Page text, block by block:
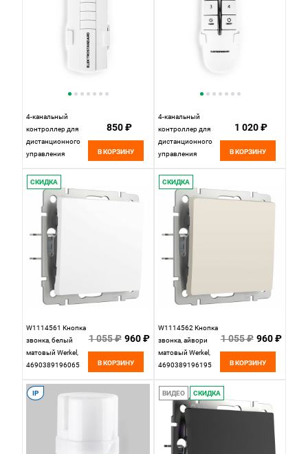
4-канальный
контроллер для
дистанционного
управления
16004/04
Elektrostandard
850 ₽
В КОРЗИНУ
4-канальный
контроллер для
дистанционного
управления
16002/04
Elektrostandard
1 020 ₽
В КОРЗИНУ
СКИДКА
W1114561 Кнопка
звонка, белый
матовый Werkel,
4690389196065
1 055 ₽ 960 ₽
В КОРЗИНУ
СКИДКА
W1114562 Кнопка
звонка, айвори
матовый Werkel,
4690389196195
1 055 ₽ 960 ₽
В КОРЗИНУ
IP ВИДЕО СКИДКА